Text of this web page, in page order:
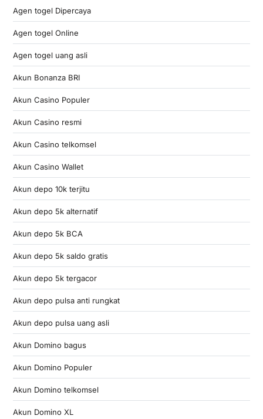
Agen togel Dipercaya
Agen togel Online
Agen togel uang asli
Akun Bonanza BRI
Akun Casino Populer
Akun Casino resmi
Akun Casino telkomsel
Akun Casino Wallet
Akun depo 10k terjitu
Akun depo 5k alternatif
Akun depo 5k BCA
Akun depo 5k saldo gratis
Akun depo 5k tergacor
Akun depo pulsa anti rungkat
Akun depo pulsa uang asli
Akun Domino bagus
Akun Domino Populer
Akun Domino telkomsel
Akun Domino XL